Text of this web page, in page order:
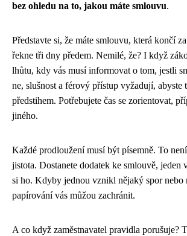
bez ohledu na to, jakou máte smlouvu.
Představte si, že máte smlouvu, která končí
řekne tři dny předem. Nemilé, že? I když
lhůtu, kdy vás musí informovat o tom, jestli
ne, slušnost a férový přístup vyžadují, abyste
předstihem. Potřebujete čas se zorientovat,
jiného.
Každé prodloužení musí být písemně. To
jistota. Dostanete dodatek ke smlouvě, jeden
si ho. Kdyby jednou vznikl nějaký spor nebo
papírování vás můžou zachránit.
A co když zaměstnavatel pravidla porušuje?